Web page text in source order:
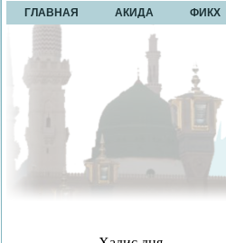
ГЛАВНАЯ АКИДА ФИКХ